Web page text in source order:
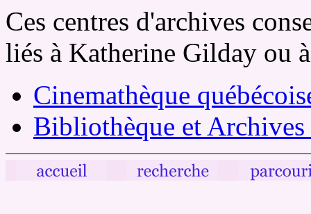
Ces centres d'archives
liés à Katherine Gilday ou
Cinemathèque
Bibliothèque et Archives